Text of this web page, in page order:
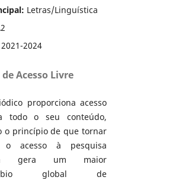
Letras/Linguística
2024
Acesso Livre
proporciona acesso
todo o seu conteúdo,
o princípio de que tornar
o acesso à pesquisa
gera um maior
global de